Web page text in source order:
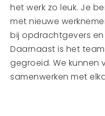
het werk zo leuk. Je
met nieuwe
bij opdrachtgevers
Daarnaast is het
gegroeid. We kunnen
samenwerken met